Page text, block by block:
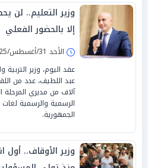
وزير التعليم.. لن
إلا بالحضور الفعلي
الأحد 31/أغسطس/2025 - 06:21 م
عقد اليوم، وزير
آلاف من مديري المرحلة
الرسمية والرسمية
الجمهورية.
وزير الأوقاف.. أول